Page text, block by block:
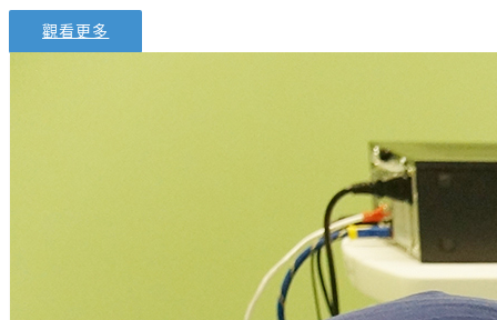
觀看更多